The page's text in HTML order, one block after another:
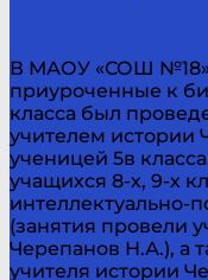
В МАОУ «СОШ
приуроченные к
класса был
учителем истории
ученицей 5в
учащихся 8-х, 9-х
интеллектуально-
(занятия провели
Черепанов Н.А.), а
учителя истории